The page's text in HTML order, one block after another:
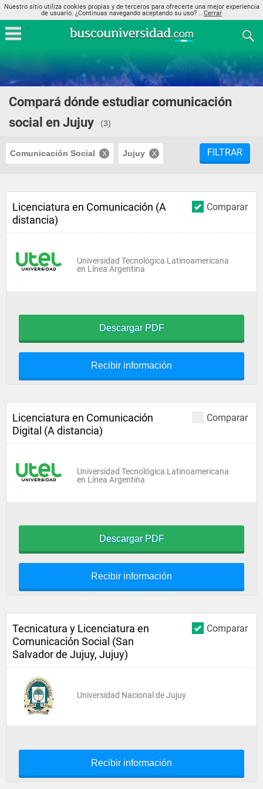
Nuestro sitio utiliza cookies propias y de terceros para ofrecerte una mejor experiencia
de usuario. ¿Continuas navegando aceptando su uso? .. Cerrar
Compará dónde estudiar comunicación
social en Jujuy
(3)
Comunicación Social Jujuy FILTRAR
Comparar
Licenciatura en Comunicación (A
distancia)
Universidad Tecnológica Latinoamericana
en Línea Argentina
Descargar PDF
Recibir información
Comparar
Licenciatura en Comunicación
Digital (A distancia)
Universidad Tecnológica Latinoamericana
en Línea Argentina
Descargar PDF
Recibir información
Comparar
Tecnicatura y Licenciatura en
Comunicación Social (San
Salvador de Jujuy, Jujuy)
Universidad Nacional de Jujuy
Recibir información